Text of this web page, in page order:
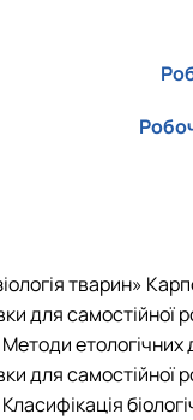
тварин»
для
Методи
для
Класифікація